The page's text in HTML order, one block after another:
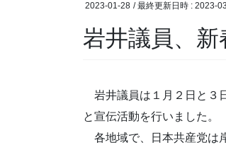
2023-01-28 / 最終更新日時 : 2023-
岩井議員、
岩井議員は１月２日と３
と宣伝活動を行いました。
各地域で、日本共産党は